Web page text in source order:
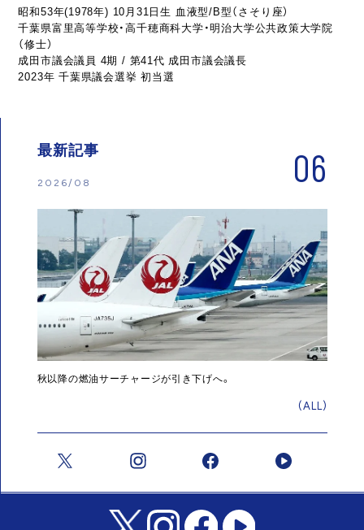
昭和53年(1978年) 10月31日生 血液型/B型（さそり座）
千葉県富里高等学校・高千穂商科大学・明治大学公共政策大学院
（修士）
成田市議会議員 4期 / 第41代 成田市議会議長
2023年 千葉県議会選挙 初当選
最新記事
2026/08 06
秋以降の燃油サーチャージが引き下げへ。
(ALL)